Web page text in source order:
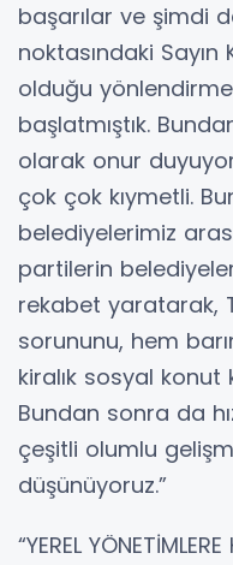
başarılar ve şimdi
noktasındaki Sayın
olduğu
başlatmıştık.
olarak onur
çok çok kıymetli.
belediyelerimiz
partilerin
rekabet yaratarak,
sorununu, hem
kiralık sosyal konut
Bundan sonra da
çeşitli olumlu
düşünüyoruz.”
“YEREL